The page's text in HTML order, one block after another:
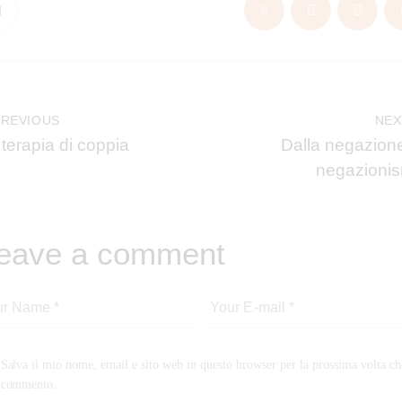
di coppia
Dalla
a comment
Salva il mio nome, email e sito web in questo browser per la prossima volta che
commento.